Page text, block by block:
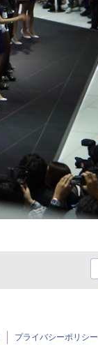
プライバシーポリシー